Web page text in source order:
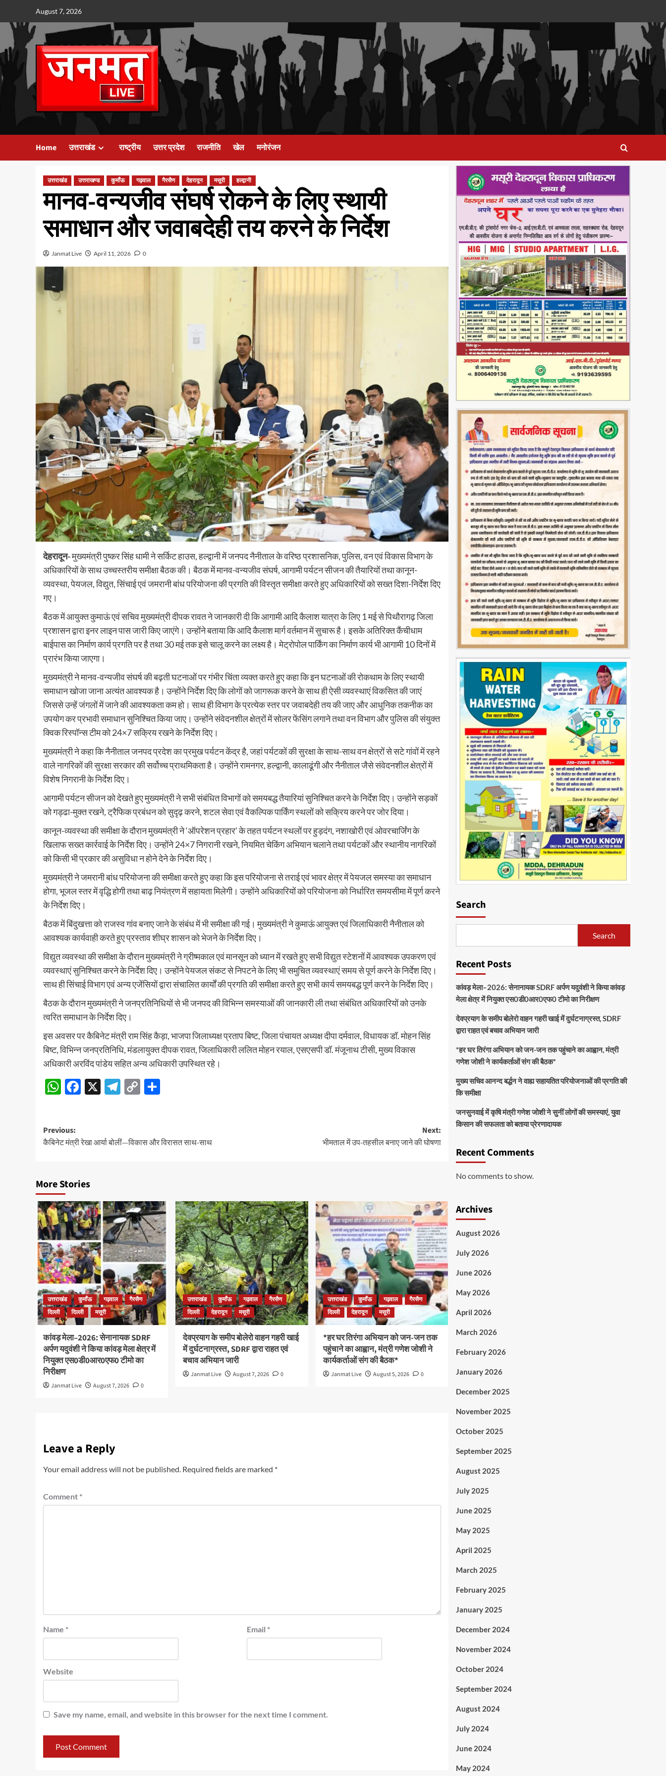
content
August 7, 2026
Home उत्तराखंड राष्ट्रीय उत्तर प्रदेश राजनीति खेल मनोरंजन
उत्तराखंड उत्तराखण्ड कुमाँऊ गढ़वाल गैरसैण देहरादून मसूरी हल्द्वानी
मानव-वन्यजीव संघर्ष रोकने के लिए स्थायी
समाधान और जवाबदेही तय करने के निर्देश
Janmat Live April 11, 2026 0
देहरादून-मुख्यमंत्री पुष्कर सिंह धामी ने सर्किट हाउस, हल्द्वानी में जनपद नैनीताल के वरिष्ठ प्रशासनिक, पुलिस, वन एवं विकास विभाग के
अधिकारियों के साथ उच्चस्तरीय समीक्षा बैठक की। बैठक में मानव-वन्यजीव संघर्ष, आगामी पर्यटन सीजन की तैयारियों तथा कानून-
व्यवस्था, पेयजल, विद्युत, सिंचाई एवं जमरानी बांध परियोजना की प्रगति की विस्तृत समीक्षा करते हुए अधिकारियों को सख्त दिशा-निर्देश दिए
गए।
बैठक में आयुक्त कुमाऊं एवं सचिव मुख्यमंत्री दीपक रावत ने जानकारी दी कि आगामी आदि कैलाश यात्रा के लिए 1 मई से पिथौरागढ़ जिला
प्रशासन द्वारा इनर लाइन पास जारी किए जाएंगे। उन्होंने बताया कि आदि कैलाश मार्ग वर्तमान में सुचारू है। इसके अतिरिक्त कैंचीधाम
बाईपास का निर्माण कार्य प्रगति पर है तथा 30 मई तक इसे चालू करने का लक्ष्य है। मेट्रोपोल पार्किंग का निर्माण कार्य भी आगामी 10 दिनों में
प्रारंभ किया जाएगा।
मुख्यमंत्री ने मानव-वन्यजीव संघर्ष की बढ़ती घटनाओं पर गंभीर चिंता व्यक्त करते हुए कहा कि इन घटनाओं की रोकथाम के लिए स्थायी
समाधान खोजा जाना अत्यंत आवश्यक है। उन्होंने निर्देश दिए कि लोगों को जागरूक करने के साथ ही ऐसी व्यवस्थाएं विकसित की जाएं
जिससे उन्हें जंगलों में जाने की आवश्यकता कम हो। साथ ही विभाग के प्रत्येक स्तर पर जवाबदेही तय की जाए और आधुनिक तकनीक का
उपयोग कर प्रभावी समाधान सुनिश्चित किया जाए। उन्होंने संवेदनशील क्षेत्रों में सोलर फेंसिंग लगाने तथा वन विभाग और पुलिस की संयुक्त
क्विक रिस्पॉन्स टीम को 24×7 सक्रिय रखने के निर्देश दिए।
मुख्यमंत्री ने कहा कि नैनीताल जनपद प्रदेश का प्रमुख पर्यटन केंद्र है, जहां पर्यटकों की सुरक्षा के साथ-साथ वन क्षेत्रों से सटे गांवों में रहने
वाले नागरिकों की सुरक्षा सरकार की सर्वोच्च प्राथमिकता है। उन्होंने रामनगर, हल्द्वानी, कालाढूंगी और नैनीताल जैसे संवेदनशील क्षेत्रों में
विशेष निगरानी के निर्देश दिए।
आगामी पर्यटन सीजन को देखते हुए मुख्यमंत्री ने सभी संबंधित विभागों को समयबद्ध तैयारियां सुनिश्चित करने के निर्देश दिए। उन्होंने सड़कों
को गड्ढा-मुक्त रखने, ट्रैफिक प्रबंधन को सुदृढ़ करने, शटल सेवा एवं वैकल्पिक पार्किंग स्थलों को सक्रिय करने पर जोर दिया।
कानून-व्यवस्था की समीक्षा के दौरान मुख्यमंत्री ने ‘ऑपरेशन प्रहार’ के तहत पर्यटन स्थलों पर हुड़दंग, नशाखोरी एवं ओवरचार्जिंग के
खिलाफ सख्त कार्रवाई के निर्देश दिए। उन्होंने 24×7 निगरानी रखने, नियमित चेकिंग अभियान चलाने तथा पर्यटकों और स्थानीय नागरिकों
को किसी भी प्रकार की असुविधा न होने देने के निर्देश दिए।
मुख्यमंत्री ने जमरानी बांध परियोजना की समीक्षा करते हुए कहा कि इस परियोजना से तराई एवं भावर क्षेत्र में पेयजल समस्या का समाधान
होगा, भूजल स्तर में वृद्धि होगी तथा बाढ़ नियंत्रण में सहायता मिलेगी। उन्होंने अधिकारियों को परियोजना को निर्धारित समयसीमा में पूर्ण करने
के निर्देश दिए।
बैठक में बिंदुखत्ता को राजस्व गांव बनाए जाने के संबंध में भी समीक्षा की गई। मुख्यमंत्री ने कुमाऊं आयुक्त एवं जिलाधिकारी नैनीताल को
आवश्यक कार्यवाही करते हुए प्रस्ताव शीघ्र शासन को भेजने के निर्देश दिए।
विद्युत व्यवस्था की समीक्षा के दौरान मुख्यमंत्री ने ग्रीष्मकाल एवं मानसून को ध्यान में रखते हुए सभी विद्युत स्टेशनों में आवश्यक उपकरण एवं
व्यवस्थाएं सुनिश्चित करने के निर्देश दिए। उन्होंने पेयजल संकट से निपटने के लिए भी समुचित व्यवस्थाएं समय से पूर्ण करने के निर्देश दिए।
साथ ही सिंचाई विभाग एवं अन्य एजेंसियों द्वारा संचालित कार्यों की प्रगति की समीक्षा करते हुए सभी कार्य समयबद्ध पूर्ण करने के निर्देश दिए।
बैठक के दौरान मुख्यमंत्री ने जनप्रतिनिधियों से भी जनपद की विभिन्न समस्याओं की जानकारी ली तथा संबंधित अधिकारियों को उनके
त्वरित समाधान के निर्देश दिए।
इस अवसर पर कैबिनेट मंत्री राम सिंह कैड़ा, भाजपा जिलाध्यक्ष प्रताप बिष्ट, जिला पंचायत अध्यक्ष दीपा दर्मवाल, विधायक डॉ. मोहन सिंह
बिष्ट, विभिन्न जनप्रतिनिधि, मंडलायुक्त दीपक रावत, जिलाधिकारी ललित मोहन रयाल, एसएसपी डॉ. मंजूनाथ टीसी, मुख्य विकास
अधिकारी अरविंद पांडेय सहित अन्य अधिकारी उपस्थित रहे।
WhatsApp
Facebook
X Telegram
Copy
Post
navigation
Previous:
कैबिनेट मंत्री रेखा आर्या बोलीं—विकास और विरासत साथ-साथ
Next:
भीमताल में उप-तहसील बनाए जाने की घोषणा
More Stories
उत्तराखंड कुमाँऊ गढ़वाल
गैरसैण
दिल्ली
दिल्ली मसूरी
कांवड़ मेला–2026: सेनानायक SDRF
अर्पण यदुवंशी ने किया कांवड़ मेला क्षेत्र में
नियुक्त एस0डी0आर0एफ0 टीमो का
निरीक्षण
Janmat Live August 7, 2026 0
उत्तराखंड कुमाँऊ गढ़वाल
गैरसैण
दिल्ली
देहरादून मसूरी
देवप्रयाग के समीप बोलेरो वाहन गहरी खाई
में दुर्घटनाग्रस्त, SDRF द्वारा राहत एवं
बचाव अभियान जारी
Janmat Live August 7, 2026 0
उत्तराखंड कुमाँऊ गढ़वाल
गैरसैण
दिल्ली
देहरादून मसूरी
*हर घर तिरंगा अभियान को जन-जन तक
पहुंचाने का आह्वान, मंत्री गणेश जोशी ने
कार्यकर्ताओं संग की बैठक*
Janmat Live August 5, 2026 0
Leave a Reply
Your email address will not be published. Required fields are marked *
Comment *
Name * Email *
Website
Save my name, email, and website in this browser for the next time I comment.
Search
Search
Recent Posts
कांवड़ मेला–2026: सेनानायक SDRF अर्पण यदुवंशी ने किया कांवड़
मेला क्षेत्र में नियुक्त एस0डी0आर0एफ0 टीमो का निरीक्षण
देवप्रयाग के समीप बोलेरो वाहन गहरी खाई में दुर्घटनाग्रस्त, SDRF
द्वारा राहत एवं बचाव अभियान जारी
*हर घर तिरंगा अभियान को जन-जन तक पहुंचाने का आह्वान, मंत्री
गणेश जोशी ने कार्यकर्ताओं संग की बैठक*
मुख्य सचिव आनन्द बर्द्धन ने वाह्य सहायतित परियोजनाओं की प्रगति की
कि समीक्षा
जनसुनवाई में कृषि मंत्री गणेश जोशी ने सुनीं लोगों की समस्याएं, युवा
किसान की सफलता को बताया प्रेरणादायक
Recent Comments
No comments to show.
Archives
August 2026
July 2026
June 2026
May 2026
April 2026
March 2026
February 2026
January 2026
December 2025
November 2025
October 2025
September 2025
August 2025
July 2025
June 2025
May 2025
April 2025
March 2025
February 2025
January 2025
December 2024
November 2024
October 2024
September 2024
August 2024
July 2024
June 2024
May 2024